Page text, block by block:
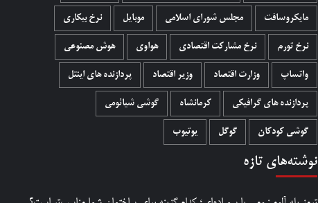
مایکروسافت مجلس شورای اسلامی موبایل نرخ بیکاری
نرخ تورم نرخ مشارکت اقتصادی هواوی هوش مصنوعی
واتساپ وزارت اقتصاد وزیر اقتصاد پردازنده های اینتل
پردازنده های گرافیکی کرمانشاه گوشی شیائومی
گوشی کودکان گوگل یوتیوب
نوشته‌های تازه